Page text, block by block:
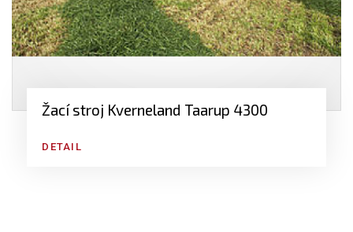
Žací stroj Kverneland Taarup 4300
DETAIL